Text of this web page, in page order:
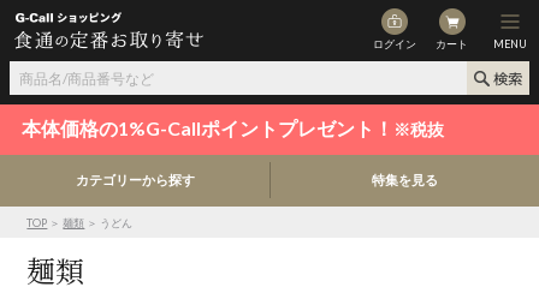
ログイン カート MENU
本体価格の1%G-Callポイントプレゼント！ ※税抜
カテゴリーから探す 特集を見る
TOP ＞麺類 ＞ うどん
麺類